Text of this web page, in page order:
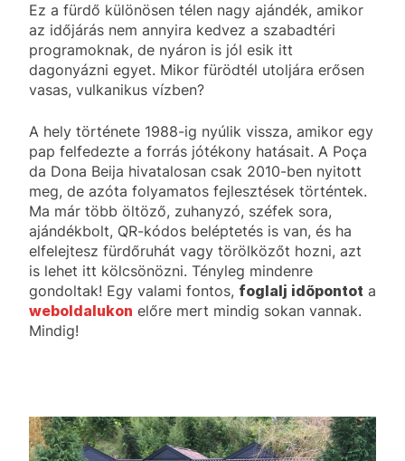
Ez a fürdő különösen télen nagy ajándék, amikor
az időjárás nem annyira kedvez a szabadtéri
programoknak, de nyáron is jól esik itt
dagonyázni egyet. Mikor fürödtél utoljára erősen
vasas, vulkanikus vízben?
A hely története 1988-ig nyúlik vissza, amikor egy
pap felfedezte a forrás jótékony hatásait. A Poça
da Dona Beija hivatalosan csak 2010-ben nyitott
meg, de azóta folyamatos fejlesztések történtek.
Ma már több öltöző, zuhanyzó, széfek sora,
ajándékbolt, QR-kódos beléptetés is van, és ha
elfelejtesz fürdőruhát vagy törölközőt hozni, azt
is lehet itt kölcsönözni. Tényleg mindenre
gondoltak! Egy valami fontos, foglalj időpontot a
weboldalukon előre mert mindig sokan vannak.
Mindig!